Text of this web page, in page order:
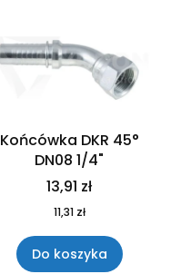
Końcówka DKR 45°
DN08 1/4"
13,91 zł
11,31 zł
Do koszyka